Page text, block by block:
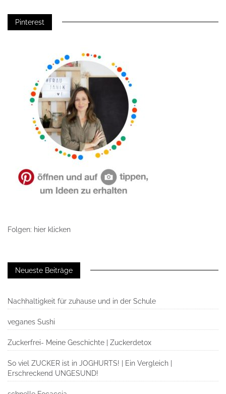
Pinterest
Folgen: hier klicken
Neueste Beiträge
Nachhaltigkeit für zuhause und in der Schule
veganes Sushi
Zuckerfrei- Meine Geschichte | Zuckerdetox
So viel ZUCKER ist in JOGHURTS! | Ein Vergleich |
Erschreckend UNGESUND!